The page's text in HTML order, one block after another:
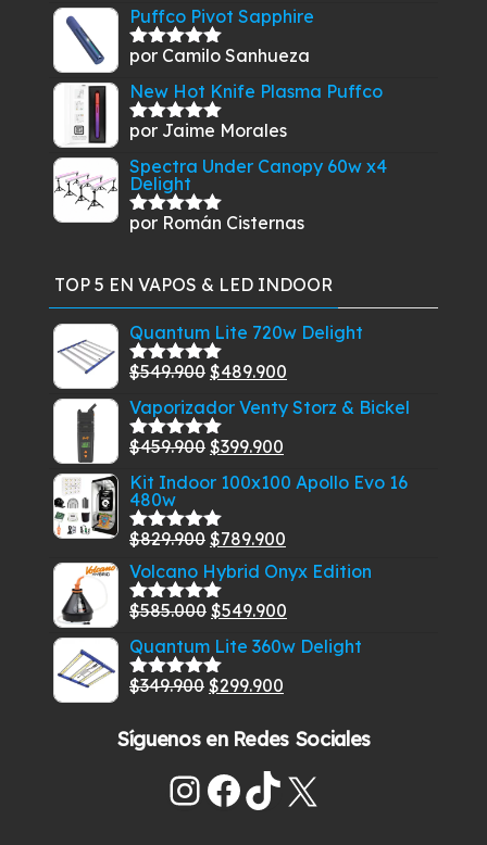
Puffco Pivot Sapphire
Valorado
por Camilo Sanhueza
New Hot Knife Plasma Puffco
Valorado
por Jaime Morales
Spectra Under Canopy 60w x4
Delight
Valorado
por Román Cisternas
TOP 5 EN VAPOS & LED INDOOR
Quantum Lite 720w Delight
Valorado
5
$549.900 El
precio
original
era:
$549.900.
$489.900
precio
$489.900.
Vaporizador Venty Storz & Bickel
Valorado
5
$459.900 El
precio
era:
$459.900.
$399.900
precio
$399.900.
Kit Indoor 100x100 Apollo Evo 16
480w
Valorado
5
$829.900 El
precio
original
era:
$829.900.
$789.900
precio
es:
$789.900.
Volcano Hybrid Onyx Edition
Valorado
5
$585.000 El
precio
original
era:
$549.900
precio
Quantum Lite 360w Delight
Valorado
$349.900 El
original
$349.900.
$299.900
actual
$299.900.
Síguenos en Redes Sociales
Instagram
Facebook
TikTok
X